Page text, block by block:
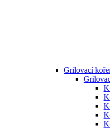
Grilovací